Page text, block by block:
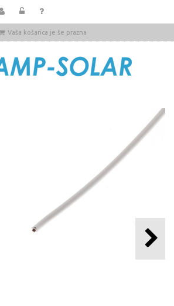
Vaša košarica je še prazna